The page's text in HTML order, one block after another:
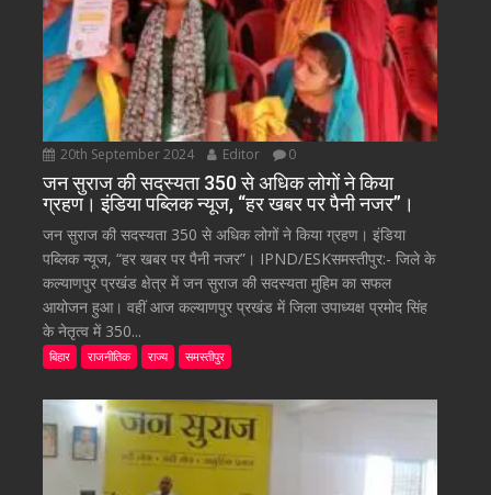
20th September 2024 Editor 0
जन सुराज की सदस्यता 350 से अधिक लोगों ने किया
ग्रहण। इंडिया पब्लिक न्यूज, “हर खबर पर पैनी नजर”।
जन सुराज की सदस्यता 350 से अधिक लोगों ने किया ग्रहण। इंडिया
पब्लिक न्यूज, “हर खबर पर पैनी नजर”। IPND/ESKसमस्तीपुर:- जिले के
कल्याणपुर प्रखंड क्षेत्र में जन सुराज की सदस्यता मुहिम का सफल
आयोजन हुआ। वहीं आज कल्याणपुर प्रखंड में जिला उपाध्यक्ष प्रमोद सिंह
के नेतृत्व में 350...
बिहार राजनीतिक राज्य समस्तीपुर